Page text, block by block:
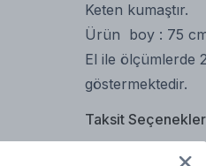
Keten kumaştır.
Ürün boy : 75
El ile ölçümlerde
göstermektedir.
Taksit